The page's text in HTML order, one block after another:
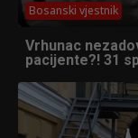
Bosanski vjestnik
Vrhunac
pacijente?! 31